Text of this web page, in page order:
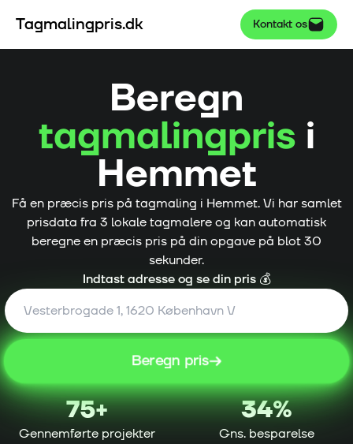
Tagmalingpris.dk Kontakt os
Beregn
tagmalingprisi
Hemmet
Få en præcis pris på tagmaling i Hemmet. Vi har samlet
prisdata fra 3 lokale tagmalere og kan automatisk
beregne en præcis pris på din opgave på blot 30
sekunder.
Indtast adresse og se din pris 💰
Beregn pris
75+
Gennemførte projekter
34%
Gns. besparelse